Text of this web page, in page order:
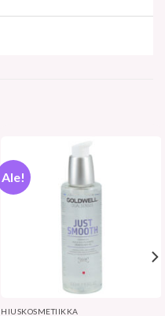
Ale!
HIUSKOSMETIIKKA